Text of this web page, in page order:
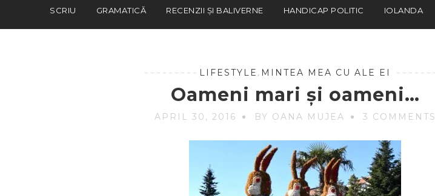
SCRIU GRAMATICĂ RECENZII ȘI BALIVERNE HANDICAP POLITIC IOLANDA
LIFESTYLE , MINTEA MEA CU ALE EI
Oameni mari și oameni…
APRIL 30, 2016 BY OANA MUJEA 3 COMMENTS